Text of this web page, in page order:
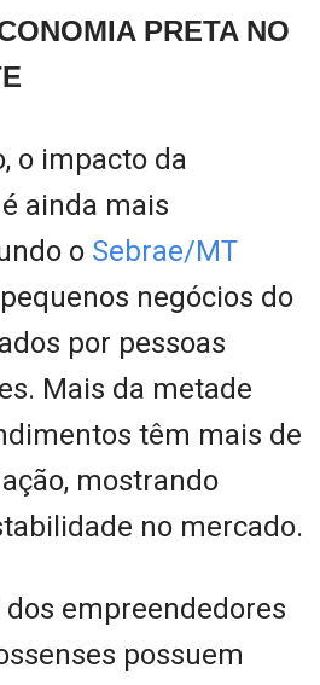
PRETA NO
o impacto da
ainda mais
o Sebrae/MT
pequenos negócios do
por pessoas
Mais da metade
têm mais de
mostrando
no mercado.
dos empreendedores
possuem